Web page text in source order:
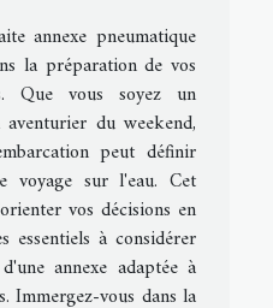
annexe pneumatique
la préparation de vos
Que vous soyez un
du weekend,
peut définir
voyage sur l'eau. Cet
vos décisions en
essentiels à considérer
annexe adaptée à
Immergez-vous dans la